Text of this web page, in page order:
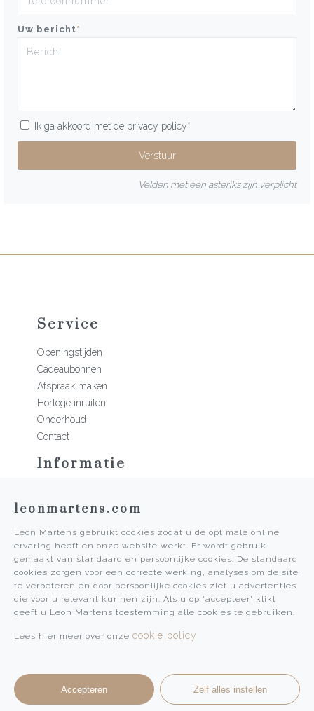
Uw bericht*
Ik ga akkoord met de privacy policy*
Velden met een asteriks zijn verplicht
Service
Openingstijden
Cadeaubonnen
Afspraak maken
Horloge inruilen
Onderhoud
Contact
Informatie
Historie
Algemene voorwaarden
Privacy Policy
Pers
Leon Martens
Leon Martens Juwelier
leonmartens.com
Leon Martens gebruikt cookies zodat u de optimale online
ervaring heeft en onze website werkt. Er wordt gebruik
gemaakt van standaard en persoonlijke cookies. De standaard
cookies zorgen voor een correcte werking, analyses om de site
te verbeteren en door persoonlijke cookies ziet u advertenties
die voor u relevant kunnen zijn. Als u op 'accepteer' klikt
geeft u Leon Martens toestemming alle cookies te gebruiken.
Lees hier meer over onze cookie policy
Accepteren Zelf alles instellen